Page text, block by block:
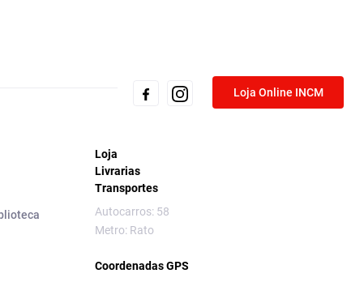
Loja Online INCM
Loja
Livrarias
Transportes
Autocarros: 58
Metro: Rato
Coordenadas GPS